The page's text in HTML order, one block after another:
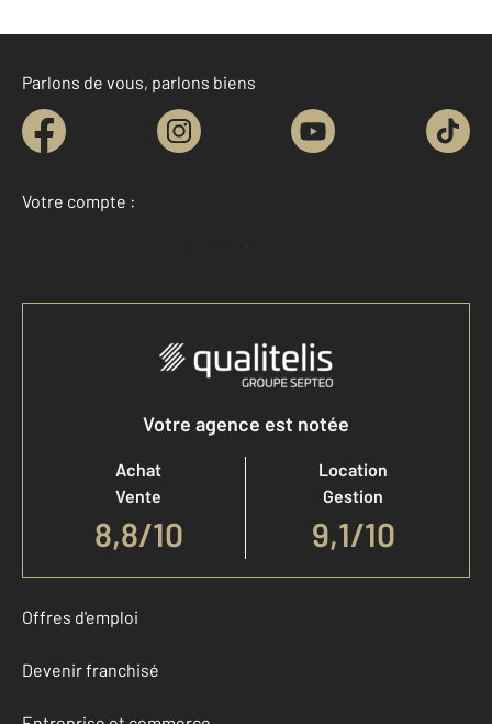
Parlons de vous, parlons biens
Votre compte :
Accéder à mon compte
Votre agence est notée
Achat
Vente
8,8/10
Location
Gestion
9,1/10
Offres d'emploi
Devenir franchisé